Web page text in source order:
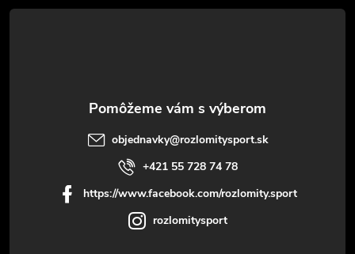
t
objednavky@rozlomitysport.sk
+421 55 728 74 78
https://www.facebook.com/rozlomity.sport
rozlomitysport